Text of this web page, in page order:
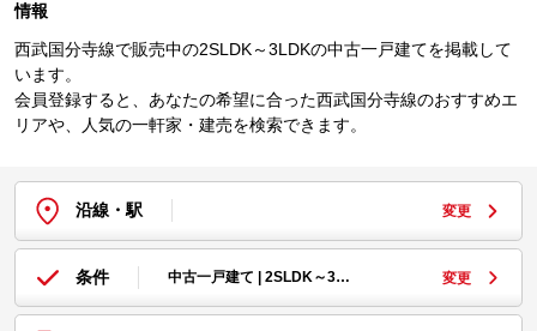
情報
西武国分寺線で販売中の2SLDK～3LDKの中古一戸建てを掲載して
います。
会員登録すると、あなたの希望に合った西武国分寺線のおすすめエ
リアや、人気の一軒家・建売を検索できます。
沿線・駅 変更
条件 中古一戸建て | 2SLDK～3… 変更